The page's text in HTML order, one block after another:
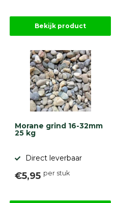
Bekijk product
Morane grind 16-32mm
25 kg
Direct leverbaar
€5,95 per stuk